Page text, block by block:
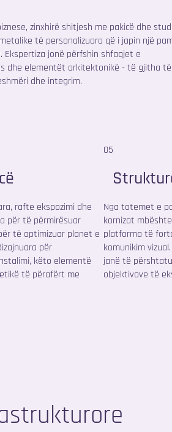
zinxhirë shitjesh me pakicë dhe
të personalizuara që i japin një
jonë përfshin shfaqjet e
dhe elementët arkitektonikë - të gjitha të
dhe integrim.
rafte ekspozimi dhe
për të përmirësuar
të optimizuar planet e
për
këto elementë
të përafërt me
05
Nga totemet e
kornizat
platforma të
komunikim
janë të
objektivave të